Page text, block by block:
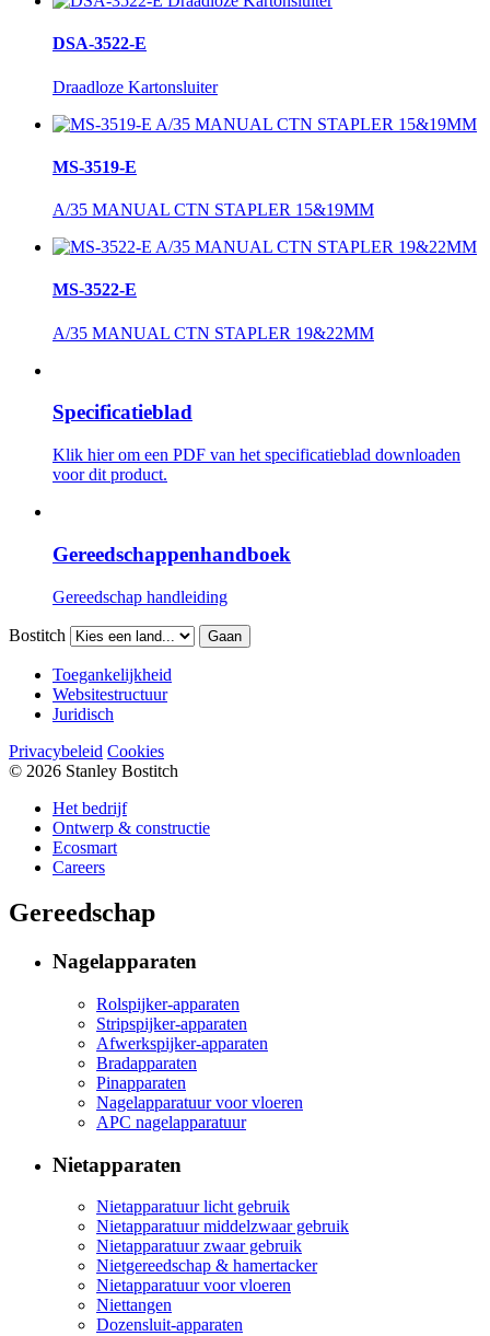
DSA-3522-E
Draadloze Kartonsluiter
MS-3519-E
A/35 MANUAL CTN STAPLER 15&19MM
MS-3522-E
A/35 MANUAL CTN STAPLER 19&22MM
Specificatieblad
Klik hier om een ​​PDF van het specificatieblad downloaden
voor dit product.
Gereedschappenhandboek
Gereedschap handleiding
Bostitch Gaan
Toegankelijkheid
Websitestructuur
Juridisch
Privacybeleid Cookies
© 2026 Stanley Bostitch
Het bedrijf
Ontwerp & constructie
Ecosmart
Careers
Gereedschap
Nagelapparaten
Rolspijker-apparaten
Stripspijker-apparaten
Afwerkspijker-apparaten
Bradapparaten
Pinapparaten
Nagelapparatuur voor vloeren
APC nagelapparatuur
Nietapparaten
Nietapparatuur licht gebruik
Nietapparatuur middelzwaar gebruik
Nietapparatuur zwaar gebruik
Nietgereedschap & hamertacker
Nietapparatuur voor vloeren
Niettangen
Dozensluit-apparaten